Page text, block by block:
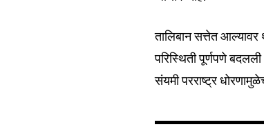
तालिबान सत्तेत आल्यावर
परिस्थिती पूर्णपणे
संयमी परराष्ट्र